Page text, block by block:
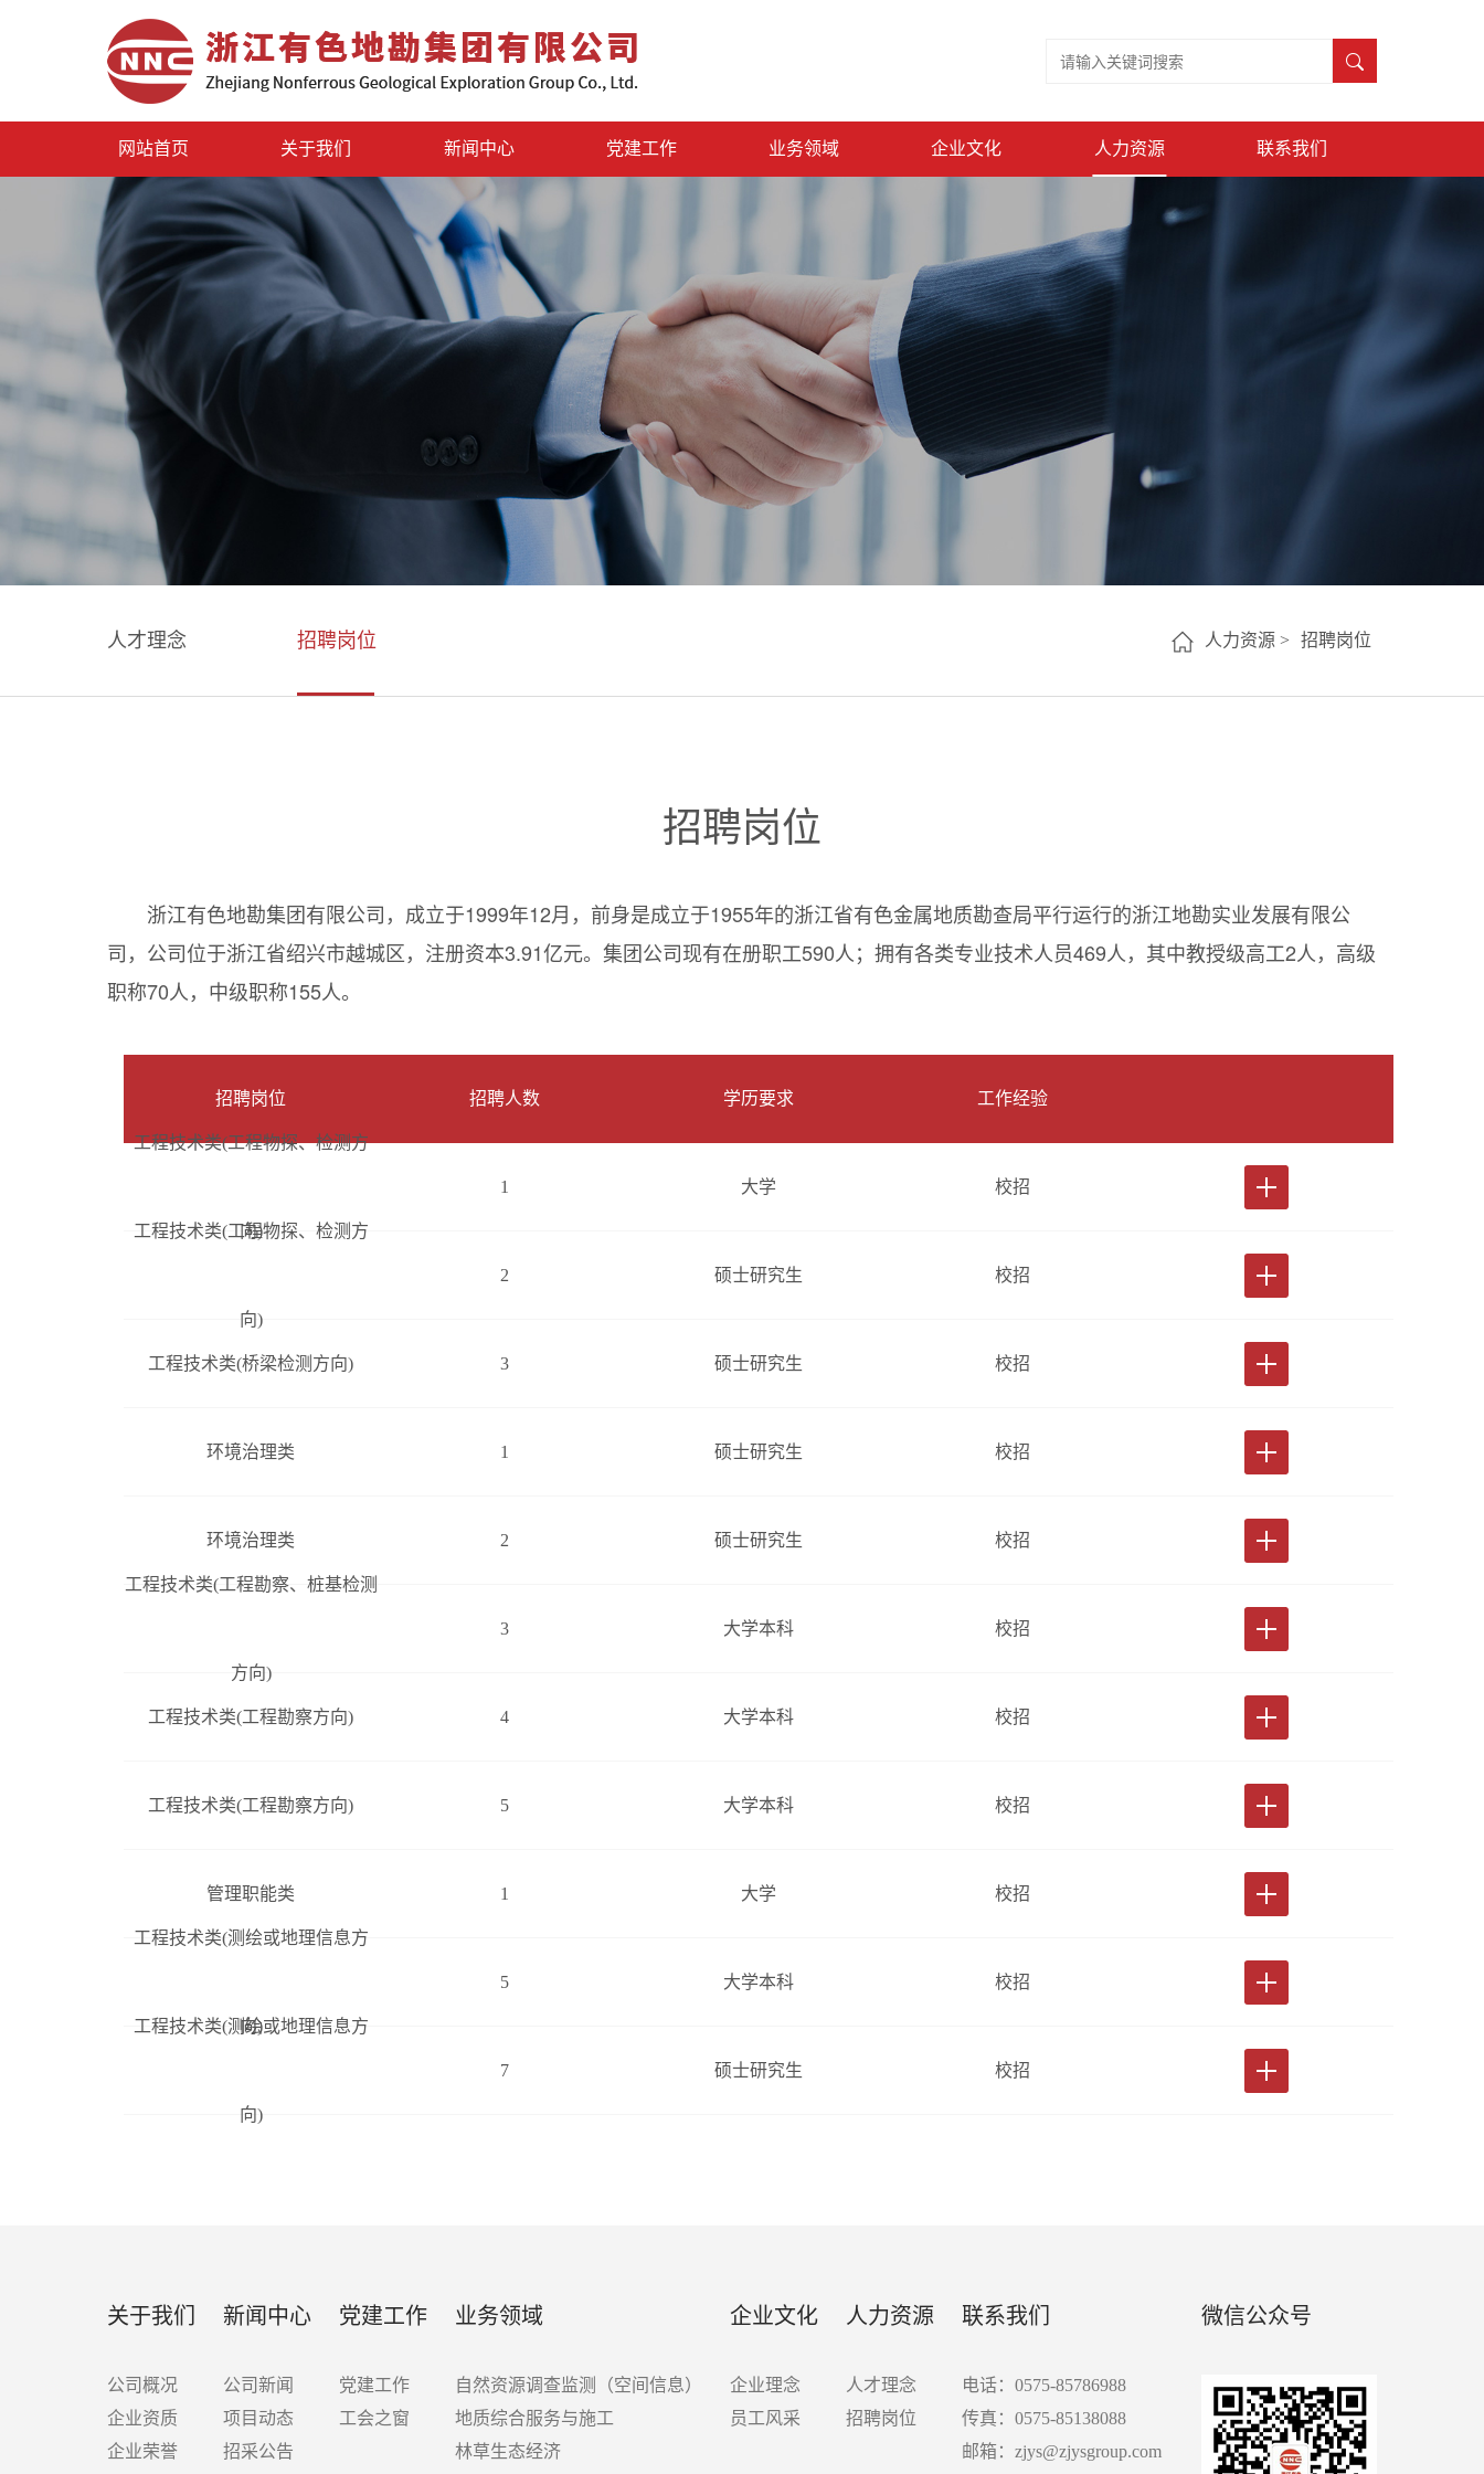
网站首页 关于我们 新闻中心 党建工作 业务领域 企业文化 人力资源 联系我们
人才理念 招聘岗位 人力资源 > 招聘岗位
招聘岗位
浙江有色地勘集团有限公司，成立于1999年12月，前身是成立于1955年的浙江省有色金属地质勘查局平行运行的浙江地勘实业发展有限公
司，公司位于浙江省绍兴市越城区，注册资本3.91亿元。集团公司现有在册职工590人；拥有各类专业技术人员469人，其中教授级高工2人，高级
职称70人，中级职称155人。
招聘岗位 招聘人数 学历要求 工作经验
工程技术类(工程物探、检测方
向)
1 大学 校招
工程技术类(工程物探、检测方
向)
2 硕士研究生 校招
工程技术类(桥梁检测方向) 3 硕士研究生 校招
环境治理类 1 硕士研究生 校招
环境治理类 2 硕士研究生 校招
工程技术类(工程勘察、桩基检测
方向)
3 大学本科 校招
工程技术类(工程勘察方向) 4 大学本科 校招
工程技术类(工程勘察方向) 5 大学本科 校招
管理职能类 1 大学 校招
工程技术类(测绘或地理信息方
向)
5 大学本科 校招
工程技术类(测绘或地理信息方
向)
7 硕士研究生 校招
关于我们
公司概况
企业资质
企业荣誉
新闻中心
公司新闻
项目动态
招采公告
党建工作
党建工作
工会之窗
业务领域
自然资源调查监测（空间信息）
地质综合服务与施工
林草生态经济
企业文化
企业理念
员工风采
人力资源
人才理念
招聘岗位
联系我们
电话：0575-85786988
传真：0575-85138088
邮箱：zjys@zjysgroup.com
微信公众号